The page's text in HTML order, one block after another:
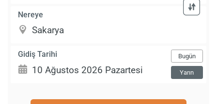
Nereye
Gidiş Tarihi Bugün
Yarın